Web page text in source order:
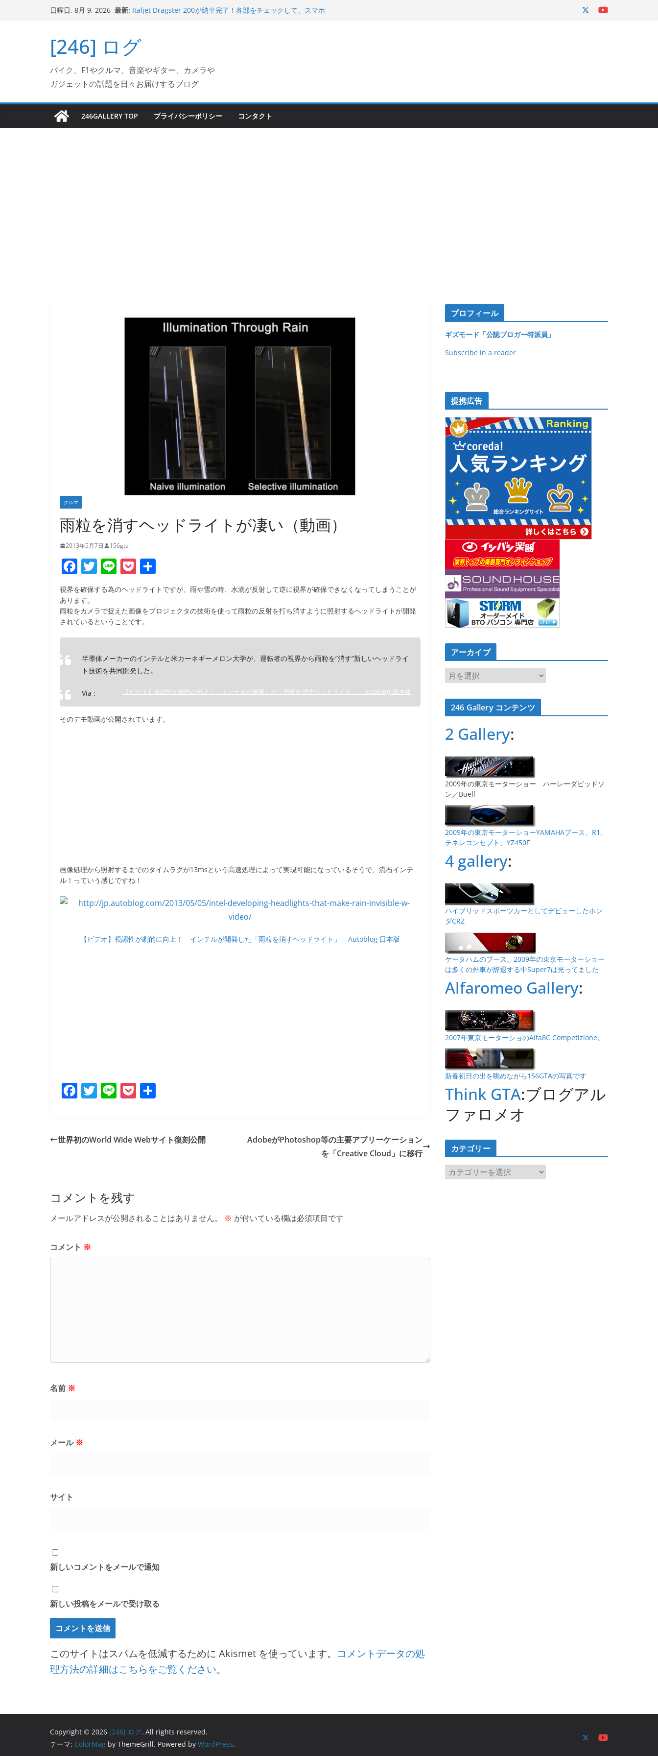
キ
プ
日曜日, 8月 9, 2026 最新: リングが楽しくなった
Jeff Beck 逝去
Ken Block 逝去
フェクターが返礼品でもらえる！
[246] ログ
バイク、F1やクルマ、音楽やギター、カメラや
ガジェットの話題を日々お届けするブログ
246GALLERY TOP プライバシーポリシー コンタクト
クルマ
雨粒を消すヘッドライトが凄い（動画）
2013年5月7日 156gta
F
a
c
e
b
o
o
k
T
w
itt
er
Li
n
e
P
o
ck
et
有
視界を確保する為のヘッドライトですが、雨や雪の時、水滴が反射して逆に視界が確保できなくなってしまうことが
あります。
雨粒をカメラで捉えた画像をプロジェクタの技術を使って雨粒の反射を打ち消すように照射するヘッドライトが開発
されているということです。
半導体メーカーのインテルと米カーネギーメロン大学が、運転者の視界から雨粒を”消す”新しいヘッドライ
ト技術を共同開発した。
Via : 【ビデオ】視認性が劇的に向上！ インテルが開発した「雨粒を消すヘッドライト」 – Autoblog 日本版
そのデモ動画が公開されています。
画像処理から照射するまでのタイムラグが13msという高速処理によって実現可能になっているそうで、流石インテ
ル！っていう感じですね！
【ビデオ】視認性が劇的に向上！ インテルが開発した「雨粒を消すヘッドライト」 – Autoblog 日本版
F
e
k
T
er
Li P
et
世界初のWorld Wide Webサイト復刻公開
AdobeがPhotoshop等の主要アプリーケーション
を「Creative Cloud」に移行
コメントを残す
メールアドレスが公開されることはありません。 ※ が付いている欄は必須項目です
コメント ※
名前 ※
メール ※
サイト
新しいコメントをメールで通知
新しい投稿をメールで受け取る
このサイトはスパムを低減するために Akismet を使っています。 コメントデータの処
理方法の詳細はこちらをご覧ください。
プロフィール
ギズモード「公認ブロガー特派員」
Subscribe in a reader
提携広告
アーカイブ
ア
ー
カ
イ246 Gallery コンテンツ
2 Gallery:
2009年の東京モーターショー ハーレーダビッドソ
ン／Buell
2009年の東京モーターショーYAMAHAブース、R1、
テネレコンセプト、YZ450F
4 gallery:
ハイブリッドスポーツカーとしてデビューしたホン
ダCRZ
ケータハムのブース。2009年の東京モーターショー
は多くの外車が辞退する中Super7は光ってました
Alfaromeo Gallery:
2007年東京モーターショのAlfa8C Competizione。
新春初日の出を眺めながら156GTAの写真です
Think GTA:ブログアル
ファロメオ
カテゴリー
カ
テ
Copyright © 2026 [246] ログ. All rights reserved.
テーマ: ColorMag by ThemeGrill. Powered by WordPress.